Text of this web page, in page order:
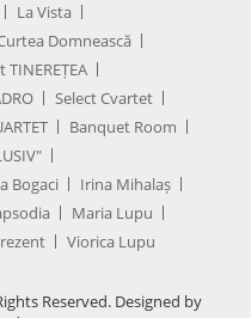
La Vista
Domnească
Select Cvartet
Banquet Room
Bogaci
Irina Mihalaș
Maria Lupu
Viorica Lupu
Reserved. Designed by